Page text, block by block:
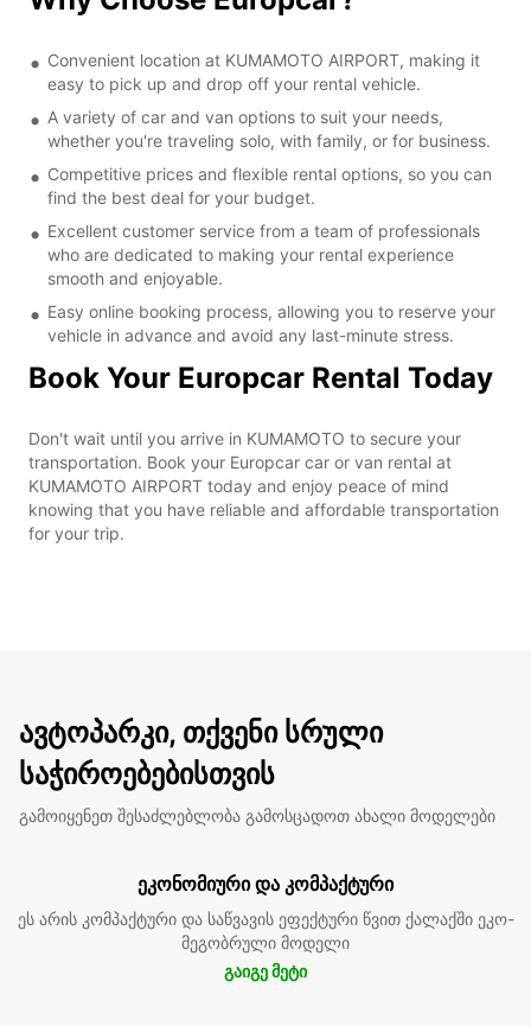
Convenient location at KUMAMOTO AIRPORT, making it
easy to pick up and drop off your rental vehicle.
A variety of car and van options to suit your needs,
whether you're traveling solo, with family, or for business.
Competitive prices and flexible rental options, so you can
find the best deal for your budget.
Excellent customer service from a team of professionals
who are dedicated to making your rental experience
smooth and enjoyable.
Easy online booking process, allowing you to reserve your
vehicle in advance and avoid any last-minute stress.
Book Your Europcar Rental Today
Don't wait until you arrive in KUMAMOTO to secure your
transportation. Book your Europcar car or van rental at
KUMAMOTO AIRPORT today and enjoy peace of mind
knowing that you have reliable and affordable transportation
for your trip.
ავტოპარკი, თქვენი სრული
საჭიროებებისთვის
გამოიყენეთ შესაძლებლობა გამოსცადოთ ახალი მოდელები
ეკონომიური და კომპაქტური
ეს არის კომპაქტური და საწვავის ეფექტური წვით ქალაქში ეკო-
მეგობრული მოდელი
გაიგე მეტი